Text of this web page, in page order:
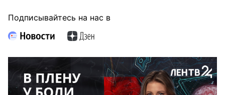
Подписывайтесь на нас в